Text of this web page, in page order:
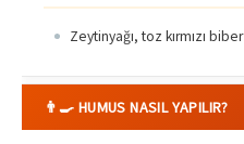
Zeytinyağı, toz kırmızı biber
👨‍🍳 HUMUS NASIL YAPILIR?